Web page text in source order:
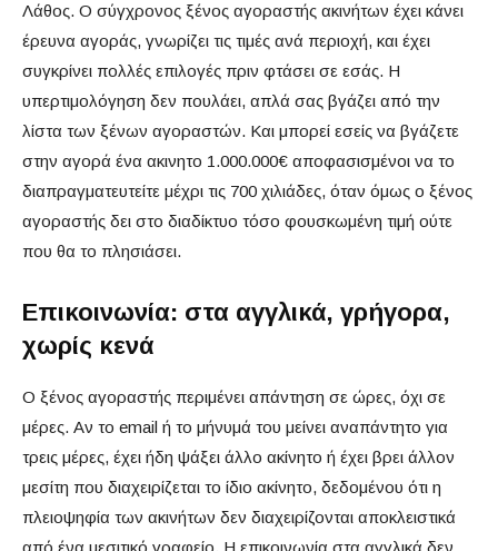
Λάθος. Ο σύγχρονος ξένος αγοραστής ακινήτων έχει κάνει
έρευνα αγοράς, γνωρίζει τις τιμές ανά περιοχή, και έχει
συγκρίνει πολλές επιλογές πριν φτάσει σε εσάς. Η
υπερτιμολόγηση δεν πουλάει, απλά σας βγάζει από την
λίστα των ξένων αγοραστών. Και μπορεί εσείς να βγάζετε
στην αγορά ένα ακινητο 1.000.000€ αποφασισμένοι να το
διαπραγματευτείτε μέχρι τις 700 χιλιάδες, όταν όμως ο ξένος
αγοραστής δει στο διαδίκτυο τόσο φουσκωμένη τιμή ούτε
που θα το πλησιάσει.
Επικοινωνία: στα αγγλικά, γρήγορα,
χωρίς κενά
Ο ξένος αγοραστής περιμένει απάντηση σε ώρες, όχι σε
μέρες. Αν το email ή το μήνυμά του μείνει αναπάντητο για
τρεις μέρες, έχει ήδη ψάξει άλλο ακίνητο ή έχει βρει άλλον
μεσίτη που διαχειρίζεται το ίδιο ακίνητο, δεδομένου ότι η
πλειοψηφία των ακινήτων δεν διαχειρίζονται αποκλειστικά
από ένα μεσιτικό γραφείο. Η επικοινωνία στα αγγλικά δεν